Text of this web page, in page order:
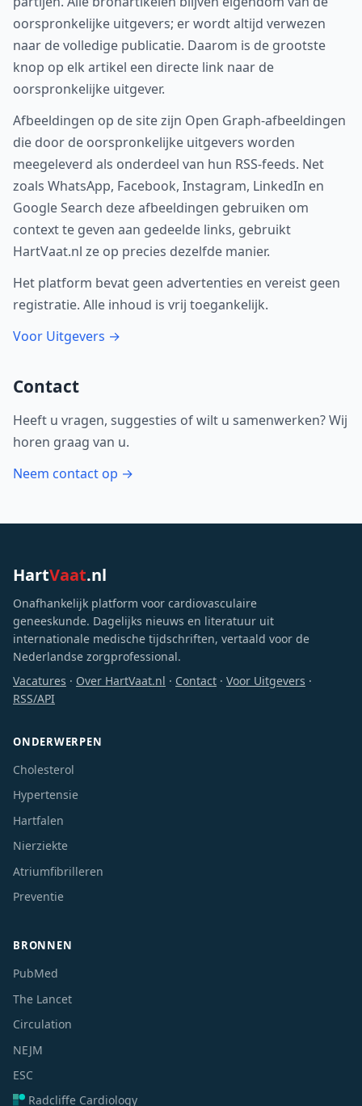
oorspronkelijke uitgevers; er wordt altijd verwezen
naar de volledige publicatie. Daarom is de grootste
knop op elk artikel een directe link naar de
oorspronkelijke uitgever.
Afbeeldingen op de site zijn Open Graph-afbeeldingen
die door de oorspronkelijke uitgevers worden
meegeleverd als onderdeel van hun RSS-feeds. Net
zoals WhatsApp, Facebook, Instagram, LinkedIn en
Google Search deze afbeeldingen gebruiken om
context te geven aan gedeelde links, gebruikt
HartVaat.nl ze op precies dezelfde manier.
Het platform bevat geen advertenties en vereist geen
registratie. Alle inhoud is vrij toegankelijk.
Voor Uitgevers →
Contact
Heeft u vragen, suggesties of wilt u samenwerken? Wij
horen graag van u.
Neem contact op →
HartVaat.nl
Onafhankelijk platform voor cardiovasculaire
geneeskunde. Dagelijks nieuws en literatuur uit
internationale medische tijdschriften, vertaald voor de
Nederlandse zorgprofessional.
Vacatures · Over HartVaat.nl · Contact · Voor Uitgevers ·
RSS/API
ONDERWERPEN
Cholesterol
Hypertensie
Hartfalen
Nierziekte
Atriumfibrilleren
Preventie
BRONNEN
PubMed
The Lancet
Circulation
NEJM
ESC
Radcliffe Cardiology